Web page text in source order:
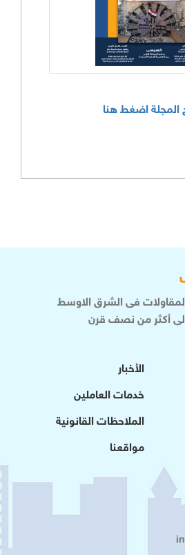
اضغط هنا
فى الشرق الاوسط
إلى أكثر من نصف قرن
الأخبار
خدمات العاملين
الملاحظات القانونية
مواقعنا